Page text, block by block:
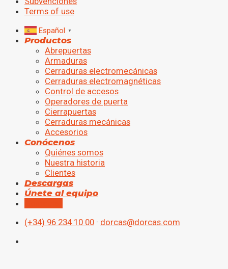
Terms of use
Español ▼
Productos
Abrepuertas
Armaduras
Cerraduras electromecánicas
Cerraduras electromagnéticas
Control de accesos
Operadores de puerta
Cierrapuertas
Cerraduras mecánicas
Accesorios
Conócenos
Quiénes somos
Nuestra historia
Clientes
Descargas
Únete al equipo
(+34) 96 234 10 00 · dorcas@dorcas.com